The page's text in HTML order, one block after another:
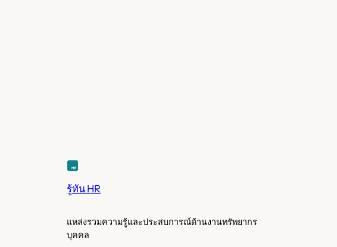
รู้ทัน HR
แหล่งรวมความรู้และประสบการณ์ด้านงานทรัพยากร
บุคคล